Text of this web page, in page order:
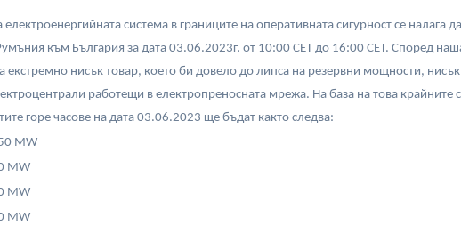
електроенергийната система в границите на оперативната сигурност се налага
към България за дата 03.06.2023г. от 10:00 CET до 16:00 CET. Според
екстремно нисък товар, което би довело до липса на резервни мощности,
работещи в електропреносната мрежа. На база на това крайните
горе часове на дата 03.06.2023 ще бъдат както следва:
MW
MW
MW
MW